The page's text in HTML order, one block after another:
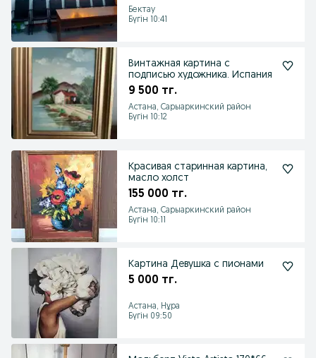
Бектау
Бүгін 10:41
Винтажная картина с
подписью художника. Испания
9 500 тг.
Астана, Сарыаркинский район
Бүгін 10:12
Красивая старинная картина,
масло холст
155 000 тг.
Астана, Сарыаркинский район
Бүгін 10:11
Картина Девушка с пионами
5 000 тг.
Астана, Нұра
Бүгін 09:50